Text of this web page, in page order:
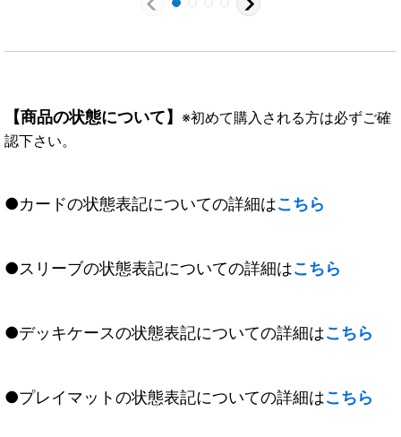
【商品の状態について】 ※初めて購入される方は必ずご確
認下さい。
●カードの状態表記についての詳細はこちら
●スリーブの状態表記についての詳細はこちら
●デッキケースの状態表記についての詳細はこちら
●プレイマットの状態表記についての詳細はこちら